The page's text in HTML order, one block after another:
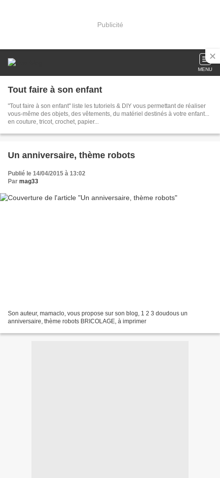
Publicité
MENU
Tout faire à son enfant
"Tout faire à son enfant" liste les tutoriels & DIY vous permettant de réaliser
vous-même des objets, des vêtements, du matériel destinés à votre enfant...
en couture, tricot, crochet, papier...
Un anniversaire, thème robots
Publié le 14/04/2015 à 13:02
Par mag33
Son auteur, mamaclo, vous propose sur son blog, 1 2 3 doudous un
anniversaire, thème robots BRICOLAGE, à imprimer